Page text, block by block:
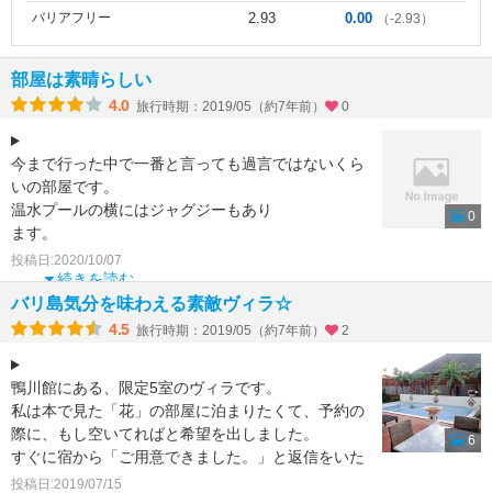
バリアフリー 2.93 0.00 （-2.93）
部屋は素晴らしい
4.0 旅行時期：2019/05（約7年前） 0
今まで行った中で一番と言っても過言ではないくら
いの部屋です。
温水プールの横にはジャグジーもあり
ます。
その他に露天風呂。
ウォークインクローゼットもあるので
荷物は見える場所に置かずにす
続きを読む
投稿日:2020/10/07
0
バリ島気分を味わえる素敵ヴィラ☆
4.5 旅行時期：2019/05（約7年前） 2
鴨川館にある、限定5室のヴィラです。
私は本で見た「花」の部屋に泊まりたくて、予約の
際に、もし空いてればと希望を出しました。
すぐに宿から「ご用意できました。」と返信をいた
だけました。
投稿日:2019/07/15
6